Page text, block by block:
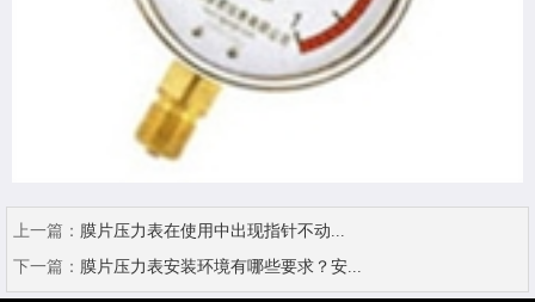
上一篇： 膜片压力表在使用中出现指针不动...
下一篇： 膜片压力表安装环境有哪些要求？安...